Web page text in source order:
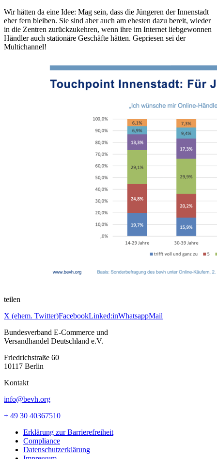
Wir hätten da eine Idee: Mag sein, dass die Jüngeren der Innenstadt
eher fern bleiben. Sie sind aber auch am ehesten dazu bereit, wieder
in die Zentren zurückzukehren, wenn ihre im Internet liebgewonnen
Händler auch stationäre Geschäfte hätten. Gepriesen sei der
Multichannel!
teilen
X (ehem. Twitter)FacebookLinked:inWhatsappMail
Bundesverband E-Commerce und
Versandhandel Deutschland e.V.
Friedrichstraße 60
10117 Berlin
Kontakt
info@bevh.org
+ 49 30 40367510
Erklärung zur Barrierefreiheit
Compliance
Datenschutzerklärung